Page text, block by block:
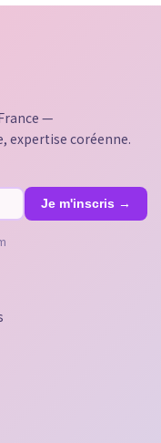
—
expertise coréenne.